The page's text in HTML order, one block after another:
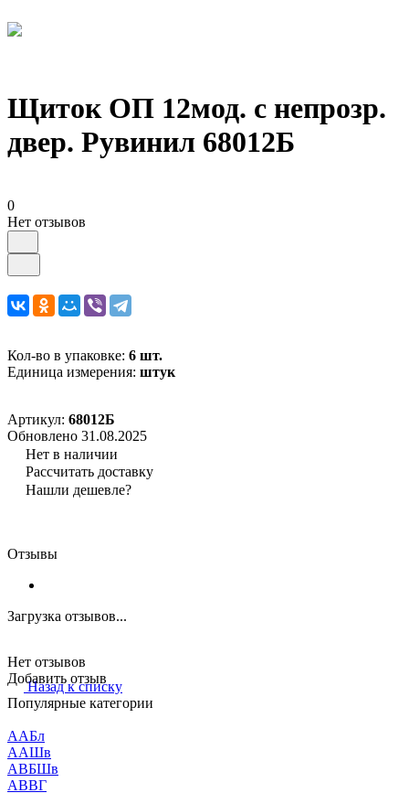
Щиток ОП 12мод. с непрозр.
двер. Рувинил 68012Б
0
Нет отзывов
Кол-во в упаковке: 6 шт.
Единица измерения: штук
Артикул: 68012Б
Обновлено 31.08.2025
Нет в наличии
Рассчитать доставку
Нашли дешевле?
Отзывы
Загрузка отзывов...
Нет отзывов
Добавить отзыв
Назад к списку
Популярные категории
ААБл
ААШв
АВБШв
АВВГ